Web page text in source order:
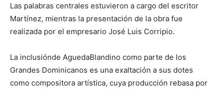
Las palabras centrales estuvieron a cargo del escritor
Martínez, mientras la presentación de la obra fue
realizada por el empresario José Luis Corripio.
La inclusiónde AguedaBlandino como parte de los
Grandes Dominicanos es una exaltación a sus dotes
como compositora artística, cuya producción rebasa por